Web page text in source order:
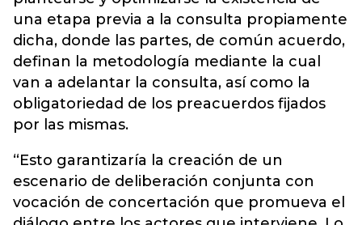
una etapa previa a la consulta propiamente
dicha, donde las partes, de común acuerdo,
definan la metodología mediante la cual
van a adelantar la consulta, así como la
obligatoriedad de los preacuerdos fijados
por las mismas.
“Esto garantizaría la creación de un
escenario de deliberación conjunta con
vocación de concertación que promueva el